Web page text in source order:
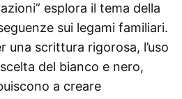
esplora il tema della
sui legami familiari.
una scrittura rigorosa, l’uso
del bianco e nero,
a creare